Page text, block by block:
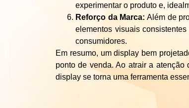
experimentar o produto e,
Reforço da Marca: Além de
elementos visuais
consumidores.
Em resumo, um display bem
ponto de venda. Ao atrair a
display se torna uma ferramenta